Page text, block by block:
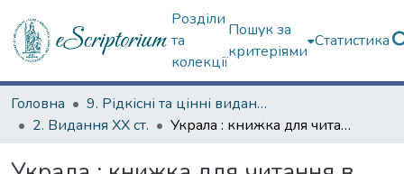
Розділи
та
колекції
Пошук за
критеріями
Статистика
Головна
9. Рідкісні та цінні видання
2. Видання ХХ ст.
Украла : книжка для читання в класі